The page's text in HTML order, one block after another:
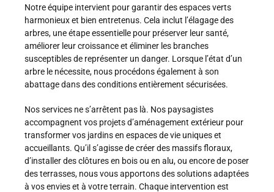
Notre équipe intervient pour garantir des espaces verts
harmonieux et bien entretenus. Cela inclut l’élagage des
arbres, une étape essentielle pour préserver leur santé,
améliorer leur croissance et éliminer les branches
susceptibles de représenter un danger. Lorsque l’état d’un
arbre le nécessite, nous procédons également à son
abattage dans des conditions entièrement sécurisées.
Nos services ne s’arrêtent pas là. Nos paysagistes
accompagnent vos projets d’aménagement extérieur pour
transformer vos jardins en espaces de vie uniques et
accueillants. Qu’il s’agisse de créer des massifs floraux,
d’installer des clôtures en bois ou en alu, ou encore de poser
des terrasses, nous vous apportons des solutions adaptées
à vos envies et à votre terrain. Chaque intervention est